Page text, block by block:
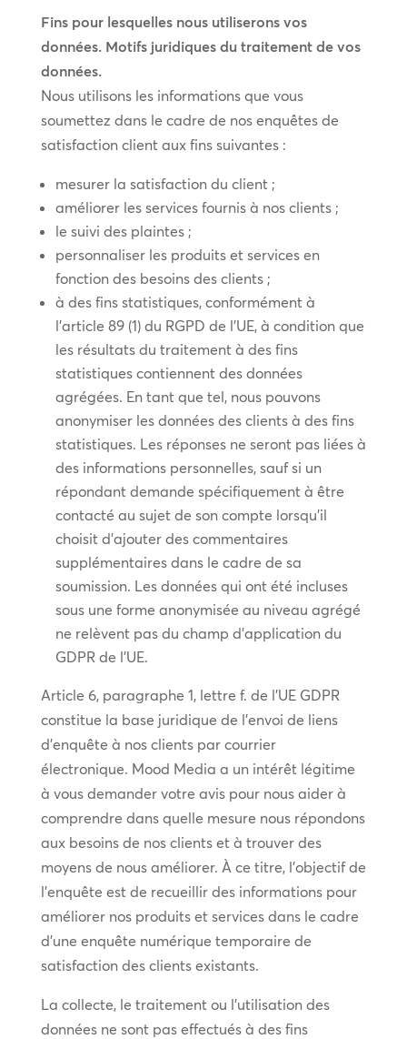
Fins pour lesquelles nous utiliserons vos
données. Motifs juridiques du traitement de vos
données.
Nous utilisons les informations que vous
soumettez dans le cadre de nos enquêtes de
satisfaction client aux fins suivantes :
mesurer la satisfaction du client ;
améliorer les services fournis à nos clients ;
le suivi des plaintes ;
personnaliser les produits et services en
fonction des besoins des clients ;
à des fins statistiques, conformément à
l’article 89 (1) du RGPD de l’UE, à condition que
les résultats du traitement à des fins
statistiques contiennent des données
agrégées. En tant que tel, nous pouvons
anonymiser les données des clients à des fins
statistiques. Les réponses ne seront pas liées à
des informations personnelles, sauf si un
répondant demande spécifiquement à être
contacté au sujet de son compte lorsqu’il
choisit d’ajouter des commentaires
supplémentaires dans le cadre de sa
soumission. Les données qui ont été incluses
sous une forme anonymisée au niveau agrégé
ne relèvent pas du champ d’application du
GDPR de l’UE.
Article 6, paragraphe 1, lettre f. de l’UE GDPR
constitue la base juridique de l’envoi de liens
d’enquête à nos clients par courrier
électronique. Mood Media a un intérêt légitime
à vous demander votre avis pour nous aider à
comprendre dans quelle mesure nous répondons
aux besoins de nos clients et à trouver des
moyens de nous améliorer. À ce titre, l’objectif de
l’enquête est de recueillir des informations pour
améliorer nos produits et services dans le cadre
d’une enquête numérique temporaire de
satisfaction des clients existants.
La collecte, le traitement ou l’utilisation des
données ne sont pas effectués à des fins